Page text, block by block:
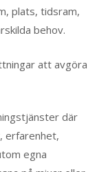
plats, tidsram,
behov.
att avgöra
där
erfarenhet,
egna